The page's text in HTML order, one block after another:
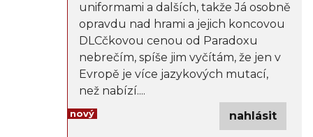
uniformami a dalších, takže Já osobně
opravdu nad hrami a jejich koncovou
DLCčkovou cenou od Paradoxu
nebrečím, spíše jim vyčítám, že jen v
Evropě je více jazykových mutací,
než nabízí....
nový nahlásit